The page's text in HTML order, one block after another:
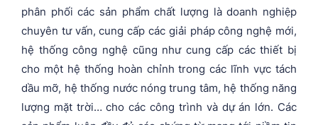
phân phối các sản phẩm chất lượng là doanh nghiệp
chuyên tư vấn, cung cấp các giải pháp công nghệ mới,
hệ thống công nghệ cũng như cung cấp các thiết bị
cho một hệ thống hoàn chỉnh trong các lĩnh vực tách
dầu mỡ, hệ thống nước nóng trung tâm, hệ thống năng
lượng mặt trời… cho các công trình và dự án lớn. Các